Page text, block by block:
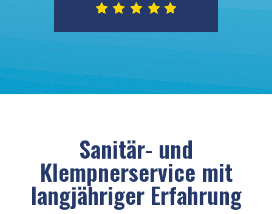
Sanitär- und
Klempnerservice mit
langjähriger Erfahrung